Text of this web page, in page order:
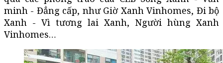
minh - Đẳng cấp, như Giờ Xanh Vinhomes, Đi bộ
Xanh - Vì tương lai Xanh, Người hùng Xanh
Vinhomes…